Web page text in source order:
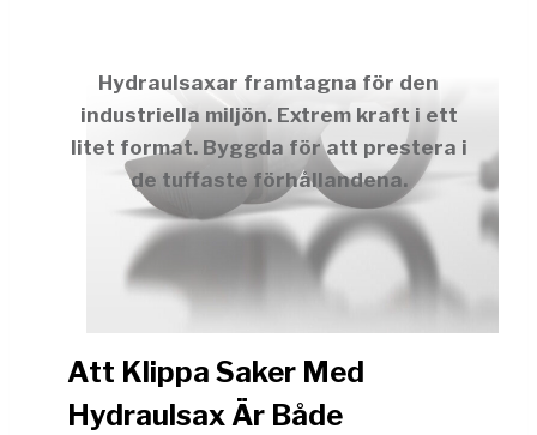
Hydraulsaxar framtagna för den
industriella miljön. Extrem kraft i ett
litet format. Byggda för att prestera i
de tuffaste förhållandena.
Att Klippa Saker Med
Hydraulsax Är Både